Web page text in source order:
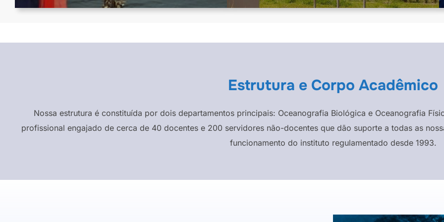
Estrutura e Corpo Acadêmico
Nossa estrutura é constituída por dois departamentos principais: Oceanografia Biológica e Oceanografia
profissional engajado de cerca de 40 docentes e 200 servidores não-docentes que dão suporte a todas as
funcionamento do instituto regulamentado desde 1993.